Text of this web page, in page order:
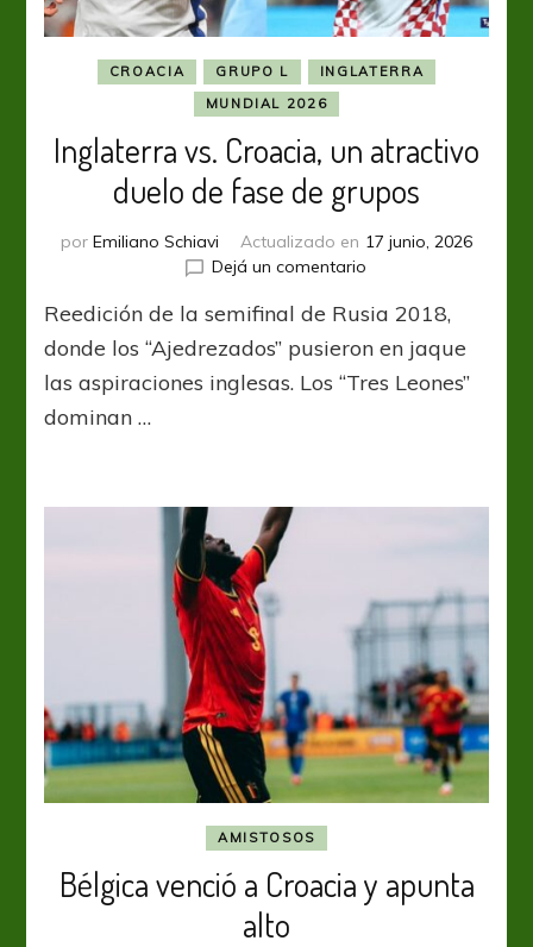
CROACIA GRUPO L
INGLATERRA
MUNDIAL 2026
Inglaterra vs. Croacia, un atractivo
duelo de fase de grupos
por Emiliano Schiavi Actualizado en 17 junio, 2026
Dejá un comentarioen
vs.
Croacia,
atractivo
Reedición de la semifinal de Rusia 2018,
donde los “Ajedrezados” pusieron en jaque
las aspiraciones inglesas. Los “Tres Leones”
dominan …
AMISTOSOS
Bélgica venció a Croacia y apunta
alto